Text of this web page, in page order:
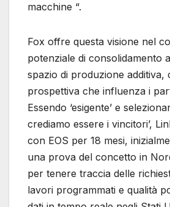
macchine “.
Fox offre questa visione nel
potenziale di consolidamento
spazio di produzione additiva,
prospettiva che influenza i
Essendo ‘esigente’ e
crediamo essere i vincitori’,
con EOS per 18 mesi,
una prova del concetto in
per tenere traccia delle
lavori programmati e qualità